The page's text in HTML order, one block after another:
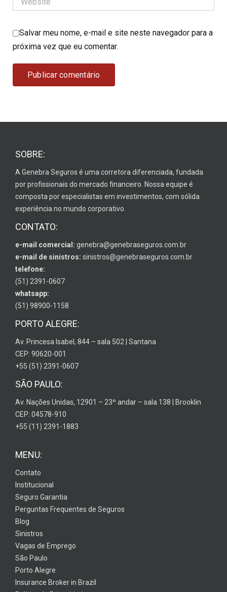
Salvar meu nome, e-mail e site neste navegador para a
próxima vez que eu comentar.
SOBRE:
A Genebra Seguros é uma corretora diferenciada, fundada
por profissionais do mercado financeiro. Nossa equipe é
composta por especialistas em investimentos, com sólida
experiência no mundo corporativo.
CONTATO:
e-mail comercial: genebra@genebraseguros.com.br
e-mail de sinistros: sinistros@genebraseguros.com.br
telefone:
(51) 2391-0607
whatsapp:
(51) 98900-1158
PORTO ALEGRE:
Av. Princesa Isabel, 844 – sala 502 | Santana
CEP: 90620-001
+55 (51) 2391-0607
SÃO PAULO:
Av. Nações Unidas, 12901 – 23º andar – sala 138 | Brooklin
CEP: 04578-910
+55 (11) 2391-1883
MENU:
Contato
Institucional
Seguro Garantia
Perguntas Frequentes de Seguros
Blog
Sinistros
Vagas de Emprego
São Paulo
Porto Alegre
Insurance Broker in Brazil